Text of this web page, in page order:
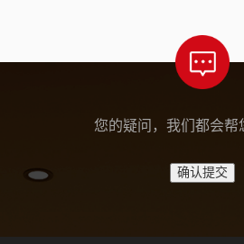
您的疑问，我们都会帮